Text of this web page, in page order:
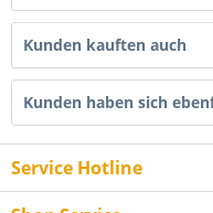
Kunden kauften auch
Kunden haben sich
Service Hotline